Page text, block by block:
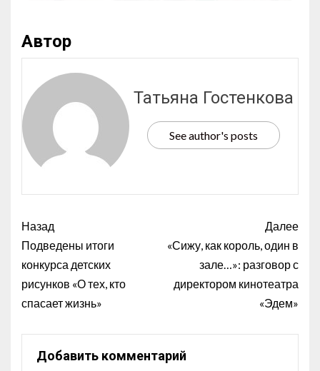
Автор
Татьяна Гостенкова
See author's posts
Назад
Подведены итоги
конкурса детских
рисунков «О тех, кто
спасает жизнь»
Далее
«Сижу, как король, один в
зале…»: разговор с
директором кинотеатра
«Эдем»
Добавить комментарий